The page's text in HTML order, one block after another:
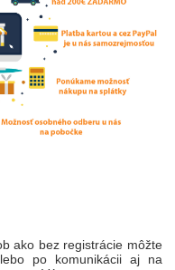
ako bez registrácie môžte
po komunikácii aj na